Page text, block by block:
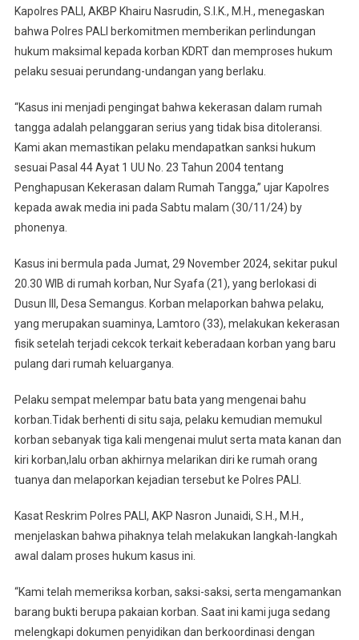
KDRT
Kapolres PALI, AKBP Khairu Nasrudin, S.I.K., M.H., menegaskan
bahwa Polres PALI berkomitmen memberikan perlindungan
hukum maksimal kepada korban KDRT dan memproses hukum
pelaku sesuai perundang-undangan yang berlaku.
“Kasus ini menjadi pengingat bahwa kekerasan dalam rumah
tangga adalah pelanggaran serius yang tidak bisa ditoleransi.
Kami akan memastikan pelaku mendapatkan sanksi hukum
sesuai Pasal 44 Ayat 1 UU No. 23 Tahun 2004 tentang
Penghapusan Kekerasan dalam Rumah Tangga,” ujar Kapolres
kepada awak media ini pada Sabtu malam (30/11/24) by
phonenya.
Kasus ini bermula pada Jumat, 29 November 2024, sekitar pukul
20.30 WIB di rumah korban, Nur Syafa (21), yang berlokasi di
Dusun III, Desa Semangus. Korban melaporkan bahwa pelaku,
yang merupakan suaminya, Lamtoro (33), melakukan kekerasan
fisik setelah terjadi cekcok terkait keberadaan korban yang baru
pulang dari rumah keluarganya.
Pelaku sempat melempar batu bata yang mengenai bahu
korban.Tidak berhenti di situ saja, pelaku kemudian memukul
korban sebanyak tiga kali mengenai mulut serta mata kanan dan
kiri korban,lalu orban akhirnya melarikan diri ke rumah orang
tuanya dan melaporkan kejadian tersebut ke Polres PALI.
Kasat Reskrim Polres PALI, AKP Nasron Junaidi, S.H., M.H.,
menjelaskan bahwa pihaknya telah melakukan langkah-langkah
awal dalam proses hukum kasus ini.
“Kami telah memeriksa korban, saksi-saksi, serta mengamankan
barang bukti berupa pakaian korban. Saat ini kami juga sedang
melengkapi dokumen penyidikan dan berkoordinasi dengan